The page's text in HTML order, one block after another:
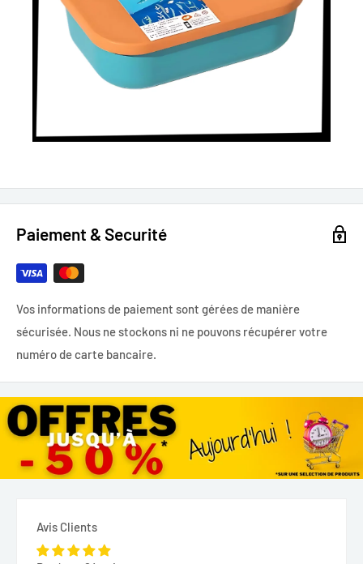
Paiement & Securité
Vos informations de paiement sont gérées de manière
sécurisée. Nous ne stockons ni ne pouvons récupérer votre
numéro de carte bancaire.
Avis Clients